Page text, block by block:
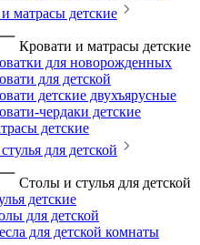
матрасы детские
Кровати и матрасы детские
для новорожденных
для детской
детские двухъярусные
чердаки детские
детские
для детской
Столы и стулья для детской
детские
для детской
для детской комнаты